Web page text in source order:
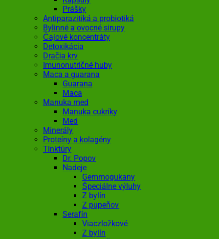
Prášky
Antiparazitiká a probiotiká
Bylinné a ovocné sirupy
Čajové koncentráty
Detoxikácia
Dračia krv
Imunonutričné huby
Maca a guarana
Guarana
Maca
Manuka med
Manuka cukríky
Med
Minerály
Proteíny a kolagény
Tinktúry
Dr. Popov
Nadeje
Gemmogukany
Špeciálne výluhy
Z bylín
Z pupeňov
Serafín
Viaczložkové
Z bylín